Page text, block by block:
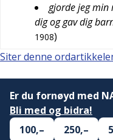
gjorde jeg min
dig og gav dig
1908)
Siter denne
Er du fornøyd med
Bli med og bidra!
100,–
250,–